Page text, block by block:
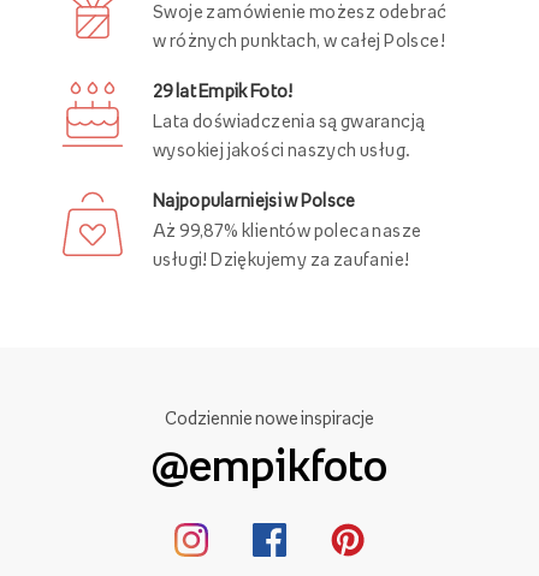
Swoje zamówienie możesz odebrać
w różnych punktach, w całej Polsce!
29 lat Empik Foto!
Lata doświadczenia są gwarancją
wysokiej jakości naszych usług.
Najpopularniejsi w Polsce
Aż 99,87% klientów poleca nasze
usługi! Dziękujemy za zaufanie!
Codziennie nowe inspiracje
@empikfoto